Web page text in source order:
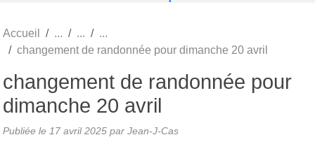
Accueil
changement de randonnée pour dimanche 20 avril
changement de randonnée pour
dimanche 20 avril
Publiée le 17 avril 2025 par Jean-J-Cas